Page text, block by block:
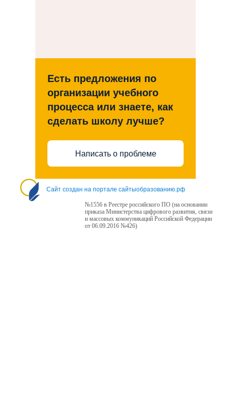
Есть предложения по
организации учебного
процесса или знаете, как
сделать школу лучше?
Написать о проблеме
Сайт создан на портале сайтыобразованию.рф
№1556 в Реестре российского ПО (на основании
приказа Министерства цифрового развития, связи
и массовых коммуникаций Российской Федерации
от 06.09.2016 №426)